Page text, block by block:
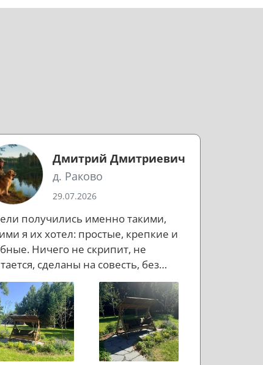
Дмитрий Дмитриевич
д. Раково
29.07.2026
получились именно такими,
я их хотел: простые, крепкие и
Ничего не скрипит, не
сделаны на совесть, без
пафоса, но с правильным
Если коротко: доволен.